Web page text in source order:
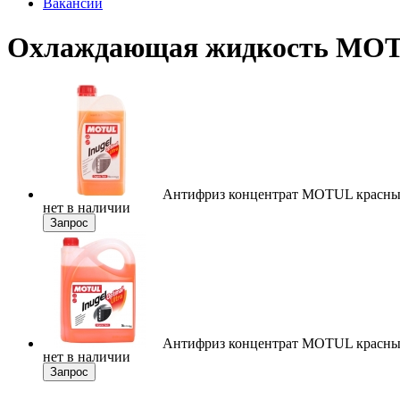
Вакансии
Охлаждающая жидкость
Антифриз концентрат MOTUL
нет в наличии
Запрос
Антифриз концентрат MOTUL
нет в наличии
Запрос